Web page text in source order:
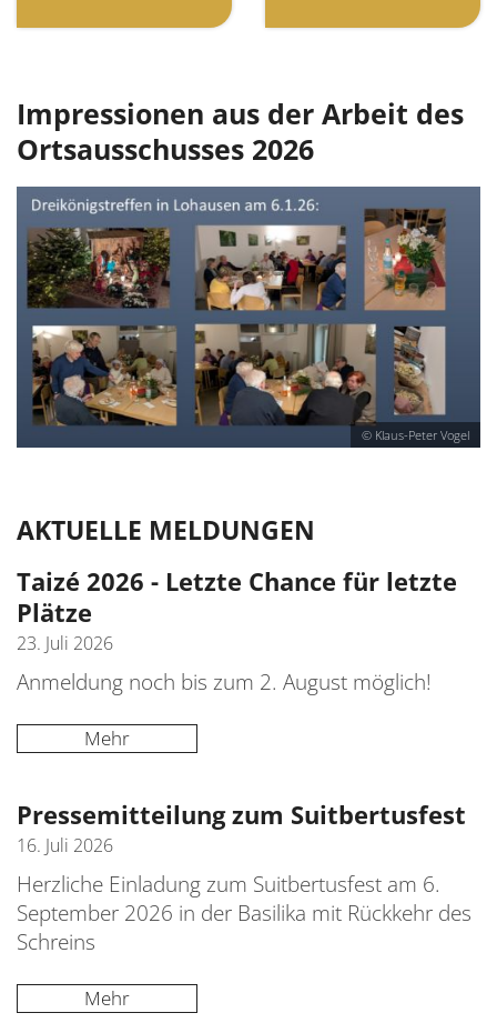
Impressionen aus der Arbeit des
Ortsausschusses 2026
© Klaus-Peter
AKTUELLE MELDUNGEN
Taizé 2026 - Letzte Chance für letzte
Plätze
23. Juli 2026
Anmeldung noch bis zum 2. August möglich!
Mehr
Pressemitteilung zum Suitbertusfest
16. Juli 2026
Herzliche Einladung zum Suitbertusfest am 6.
September 2026 in der Basilika mit Rückkehr des
Schreins
Mehr